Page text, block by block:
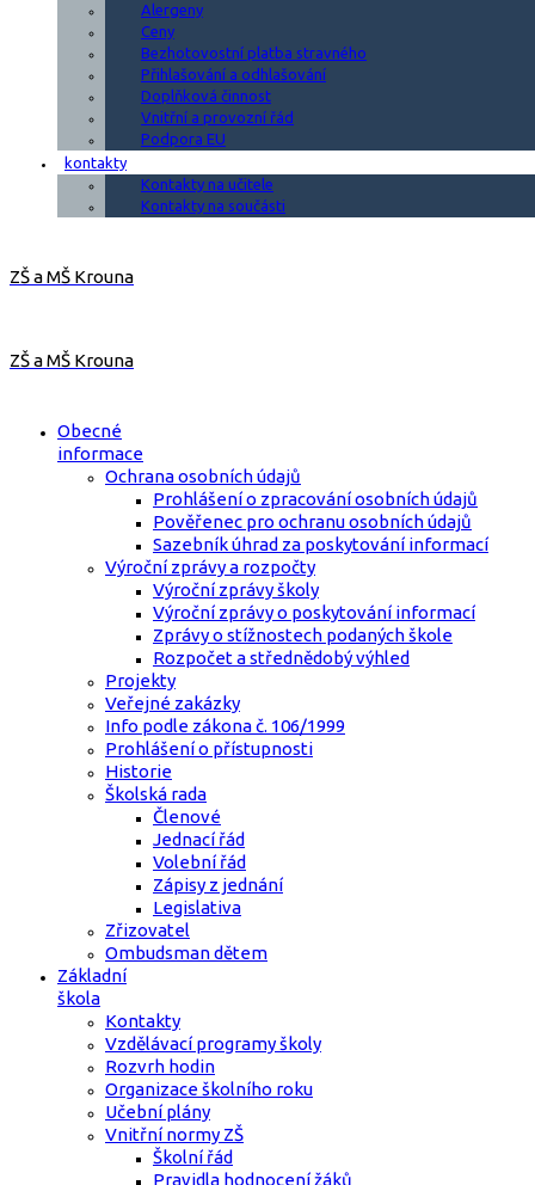
Alergeny
Ceny
Bezhotovostní platba stravného
Přihlašování a odhlašování
Doplňková činnost
Vnitřní a provozní řád
Podpora EU
kontakty
Kontakty na učitele
Kontakty na součásti
ZŠ a MŠ Krouna
ZŠ a MŠ Krouna
Obecné
informace
Ochrana osobních údajů
Prohlášení o zpracování osobních údajů
Pověřenec pro ochranu osobních údajů
Sazebník úhrad za poskytování informací
Výroční zprávy a rozpočty
Výroční zprávy školy
Výroční zprávy o poskytování informací
Zprávy o stížnostech podaných škole
Rozpočet a střednědobý výhled
Projekty
Veřejné zakázky
Info podle zákona č. 106/1999
Prohlášení o přístupnosti
Historie
Školská rada
Členové
Jednací řád
Volební řád
Zápisy z jednání
Legislativa
Zřizovatel
Ombudsman dětem
Základní
škola
Kontakty
Vzdělávací programy školy
Rozvrh hodin
Organizace školního roku
Učební plány
Vnitřní normy ZŠ
Školní řád
Pravidla hodnocení žáků